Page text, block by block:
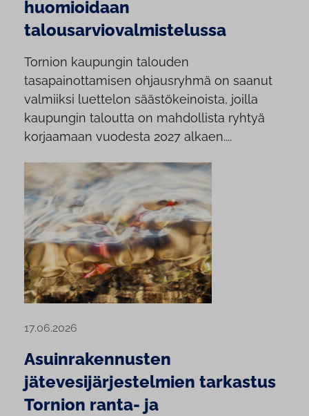
huomioidaan
talousarviovalmistelussa
Tornion kaupungin talouden
tasapainottamisen ohjausryhmä on saanut
valmiiksi luettelon säästökeinoista, joilla
kaupungin taloutta on mahdollista ryhtyä
korjaamaan vuodesta 2027 alkaen....
17.06.2026
Asuinrakennusten
jätevesijärjestelmien tarkastus
Tornion ranta- ja